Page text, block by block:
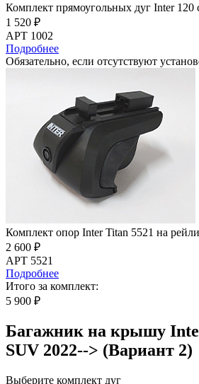
Комплект прямоугольных дуг Inter
1 520 ₽
АРТ 1002
Подробнее
Обязательно, если отсутствуют
Комплект опор Inter Titan 5521 на
2 600 ₽
АРТ 5521
Подробнее
Итого за комплект:
5 900 ₽
Багажник на крышу
SUV 2022--> (Вариант 2)
Выберите комплект дуг